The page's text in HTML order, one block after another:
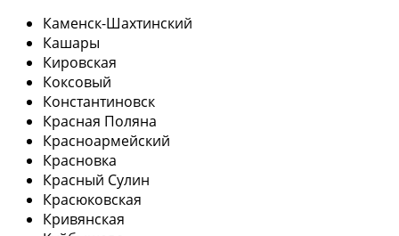
Каменск-Шахтинский
Кашары
Кировская
Коксовый
Константиновск
Красная Поляна
Красноармейский
Красновка
Красный Сулин
Красюковская
Кривянская